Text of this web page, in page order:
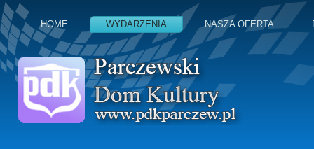
HOME WYDARZENIA NASZA OFERTA